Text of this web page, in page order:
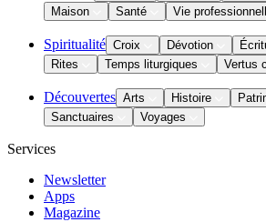
Maison
Santé Vie
Spiritualité Croix Dévotion
Rites
Temps liturgiques Vertus
Découvertes Arts Histoire
Sanctuaires
Voyages
Services
Newsletter
Apps
Magazine